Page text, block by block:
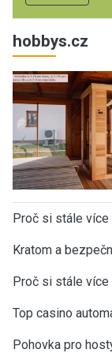
hobbys.cz
Proč si stále více
Kratom a
Proč si stále více
Top casino
Pohovka pro